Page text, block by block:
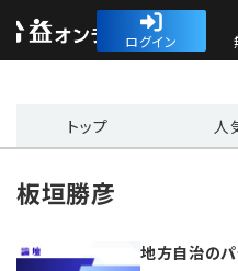
ログイン
人気記事
トップ 人
板垣勝彦
地方自治のパ